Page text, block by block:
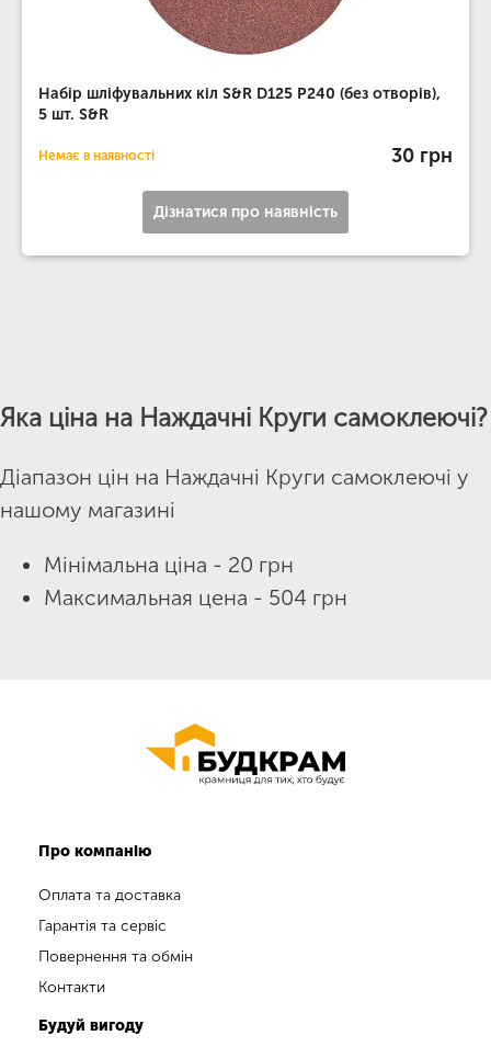
Набір шліфувальних кіл S&R D125 P240 (без отворів),
5 шт. S&R
Немає в наявності 30 грн
Дізнатися про наявність
Яка ціна на Наждачні Круги самоклеючі?
Діапазон цін на Наждачні Круги самоклеючі у
нашому магазині
Мінімальна ціна - 20 грн
Максимальная цена - 504 грн
Про компанію
Оплата та доставка
Гарантія та сервіс
Повернення та обмін
Контакти
Будуй вигоду